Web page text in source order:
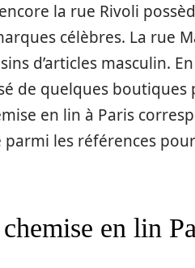
la rue Rivoli
célèbres. La rue
d’articles masculin.
de quelques
en lin à Paris
parmi les références
en lin